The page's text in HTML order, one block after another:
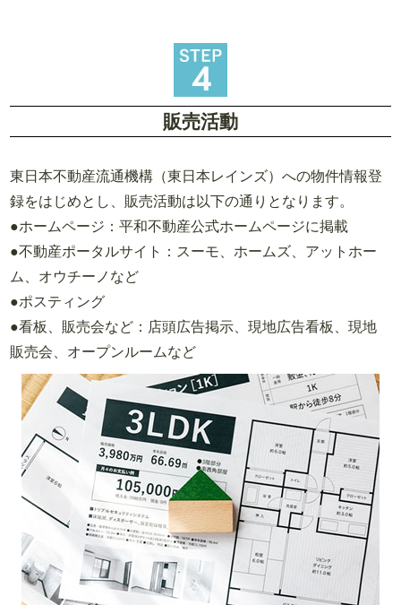
販売活動
東日本不動産流通機構（東日本レインズ）への物件情報登
録をはじめとし、販売活動は以下の通りとなります。
●ホームページ：平和不動産公式ホームページに掲載
●不動産ポータルサイト：スーモ、ホームズ、アットホー
ム、オウチーノなど
●ポスティング
●看板、販売会など：店頭広告掲示、現地広告看板、現地
販売会、オープンルームなど